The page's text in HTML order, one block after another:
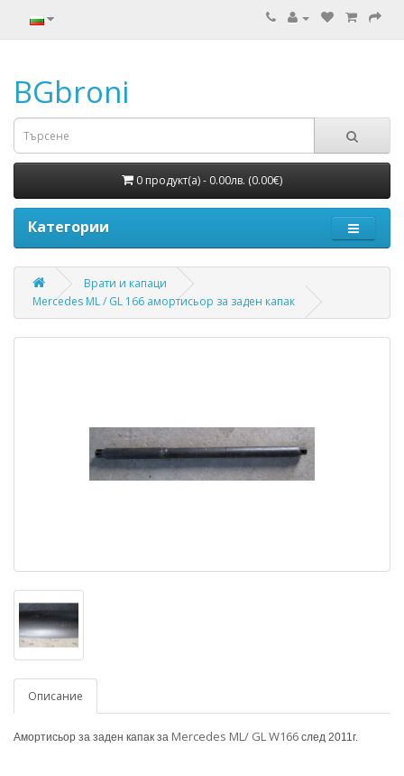
BGbroni
0 продукт(а) - 0.00лв. (0.00€)
Категории
Врати и капаци
Mercedes ML / GL 166 амортисьор за заден капак
Описание
Амортисьор за заден капак за Mercedes ML/ GL W166 след 2011г.